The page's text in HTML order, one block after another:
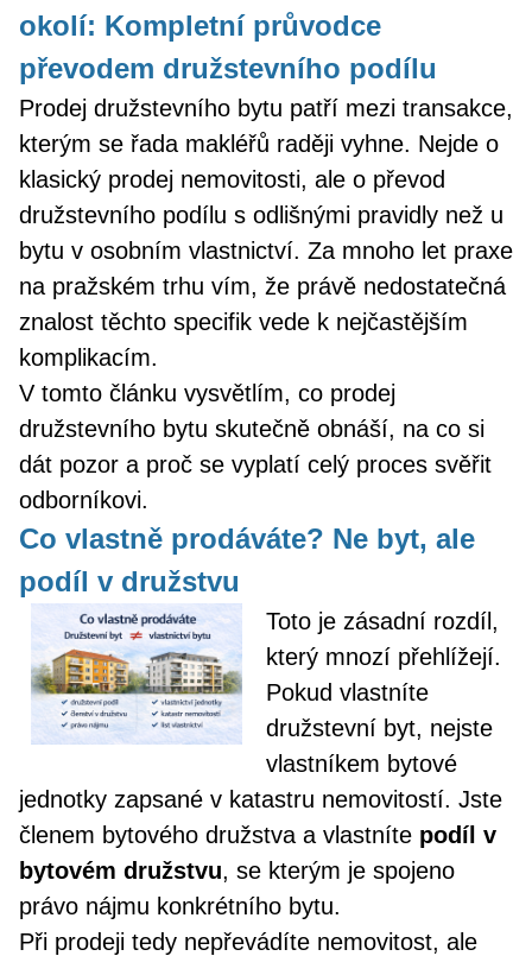
okolí: Kompletní průvodce
převodem družstevního podílu
Prodej družstevního bytu patří mezi transakce,
kterým se řada makléřů raději vyhne. Nejde o
klasický prodej nemovitosti, ale o převod
družstevního podílu s odlišnými pravidly než u
bytu v osobním vlastnictví. Za mnoho let praxe
na pražském trhu vím, že právě nedostatečná
znalost těchto specifik vede k nejčastějším
komplikacím.
V tomto článku vysvětlím, co prodej
družstevního bytu skutečně obnáší, na co si
dát pozor a proč se vyplatí celý proces svěřit
odborníkovi.
Co vlastně prodáváte? Ne byt, ale
podíl v družstvu
Toto je zásadní rozdíl,
který mnozí přehlížejí.
Pokud vlastníte
družstevní byt, nejste
vlastníkem bytové
jednotky zapsané v katastru nemovitostí. Jste
členem bytového družstva a vlastníte podíl v
bytovém družstvu, se kterým je spojeno
právo nájmu konkrétního bytu.
Při prodeji tedy nepřevádíte nemovitost, ale